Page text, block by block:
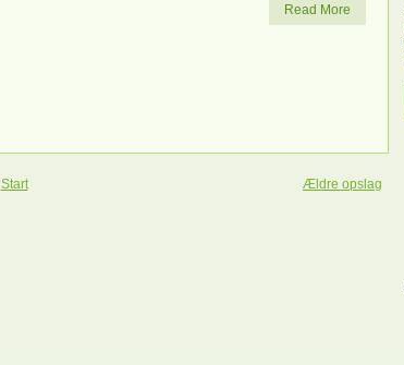
Read More
Ældre opslag
Start